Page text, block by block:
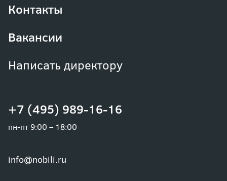
+7 (495) 989-16-16
пн-пт 9:00 – 18:00
info@nobili.ru
Контакты
Вакансии
Написать директору